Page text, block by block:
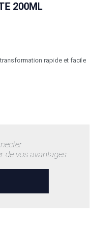
200ML
rapide et facile
de vos avantages